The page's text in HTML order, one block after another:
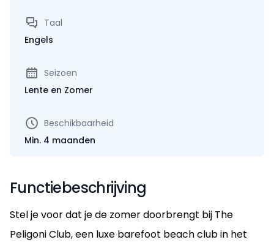
Taal
Engels
Seizoen
Lente en Zomer
Beschikbaarheid
Min. 4 maanden
Functiebeschrijving
Stel je voor dat je de zomer doorbrengt bij The
Peligoni Club, een luxe barefoot beach club in het